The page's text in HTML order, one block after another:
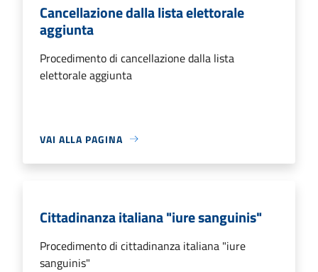
Cancellazione dalla lista elettorale
aggiunta
Procedimento di cancellazione dalla lista
elettorale aggiunta
VAI ALLA PAGINA
Cittadinanza italiana "iure sanguinis"
Procedimento di cittadinanza italiana "iure
sanguinis"